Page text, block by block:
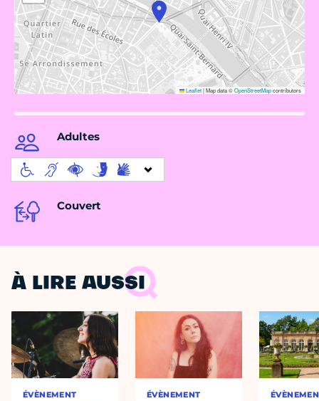
Leaflet|Map data ©OpenStreetMapcontributors
Adultes
Couvert
À LIRE AUSSI
ÉVÈNEMENT ÉVÈNEMENT